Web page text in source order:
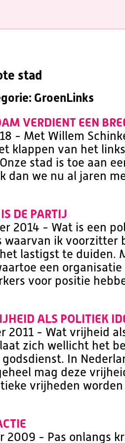
stad
GroenLinks
VERDIENT EEN
- Met Willem
klappen van het
stad is toe aan
dan we nu al jaren
DE PARTIJ
2014 - Wat is een
waarvan ik voorzitter
lastigst te duiden.
een
voor positie
ALS POLITIEK
2011 - Wat vrijheid
zich wellicht het
In
mag deze
vrijheden
2009 - Pas onlangs